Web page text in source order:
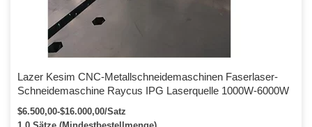
Lazer Kesim CNC-Metallschneidemaschinen Faserlaser-
Schneidemaschine Raycus IPG Laserquelle 1000W-6000W
$6.500,00-$16.000,00/Satz